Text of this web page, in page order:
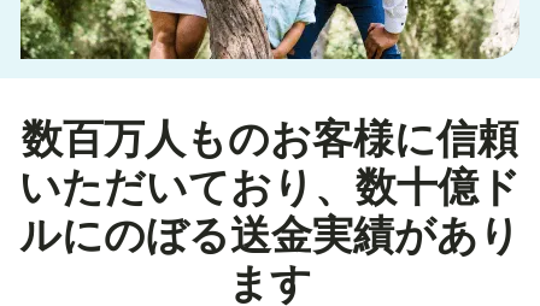
数百万人ものお客様に信頼
いただいており、数十億ド
ルにのぼる送金実績があり
ます